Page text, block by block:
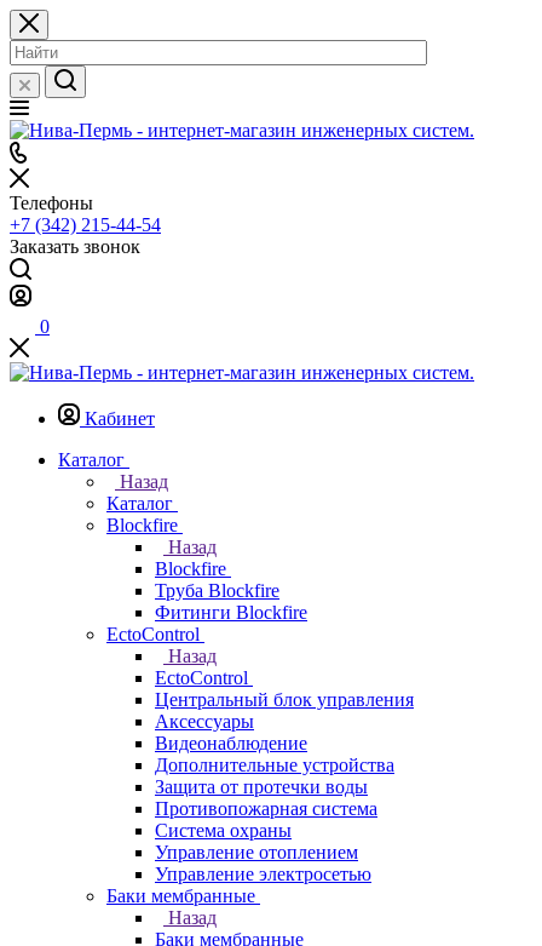
Телефоны
+7 (342) 215-44-54
Заказать звонок
0
Кабинет
Каталог
Назад
Каталог
Blockfire
Назад
Blockfire
Труба Blockfire
Фитинги Blockfire
EctoControl
Назад
EctoControl
Центральный блок управления
Аксессуары
Видеонаблюдение
Дополнительные устройства
Защита от протечки воды
Противопожарная система
Система охраны
Управление отоплением
Управление электросетью
Баки мембранные
Назад
Баки мембранные